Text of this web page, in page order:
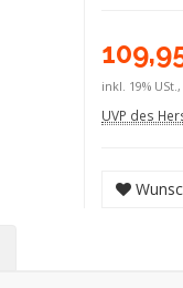
inkl. 19% USt.,
UVP des